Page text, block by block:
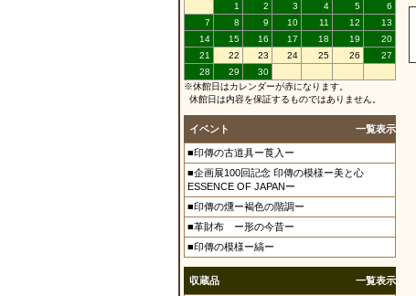
1
2 3 4 5
6
7
8 9 10 11 12
13
14
15 16 17 18 19
20
21
22 23 24 25 26
27
28
29
30
※休館日はカレンダーが赤になります。
休館日は内容を保証するものではありません。
イベント 一覧表示
■印傳の古道具ー莨入ー
■企画展100回記念 印傳の模様ー美と心
ESSENCE OF JAPANー
■印傳の燻ー褐色の階調ー
■革財布 ー形の今昔ー
■印傳の模様ー縞ー
収蔵品 一覧表示